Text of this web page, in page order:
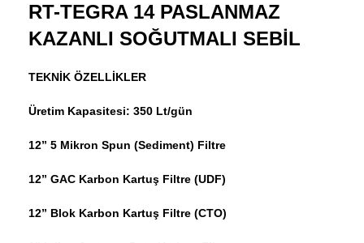
RT-TEGRA 14 PASLANMAZ
KAZANLI SOĞUTMALI SEBİL
TEKNİK ÖZELLİKLER
Üretim Kapasitesi: 350 Lt/gün
12” 5 Mikron Spun (Sediment) Filtre
12” GAC Karbon Kartuş Filtre (UDF)
12” Blok Karbon Kartuş Filtre (CTO)